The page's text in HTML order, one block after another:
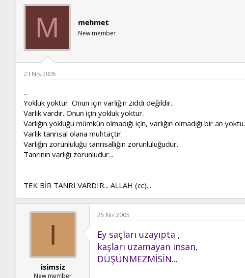
b
a
a
n
l
ç
i
M mehmet
New member
23 Nis 2005
...
Yokluk yoktur. Onun için varlığın zıddı değildir.
Varlık vardır. Onun için yokluk yoktur.
Varlığın yokluğu mümkün olmadığı için, varlığın olmadığı bir an yoktu.
Varlık tanrısal olana muhtaçtır.
Varlığın zorunluluğu tanrısallığın zorunluluğudur.
Tanrının varlığı zorunludur...
TEK BİR TANRI VARDIR... ALLAH (cc)...
I
isimsiz
New member
25 Nis 2005
Ey saçları uzayıpta ,
kaşları uzamayan insan,
DÜŞÜNMEZMİSİN...